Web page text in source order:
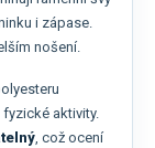
i zápase.
nošení.
aktivity.
, což ocení